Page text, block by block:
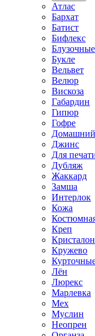
Атлас
Бархат
Батист
Бифлекс
Блузочные
Букле
Вельвет
Велюр
Вискоза
Габардин
Гипюр
Гофре
Домашний
Джинс
Для
Дубляж
Жаккард
Замша
Интерлок
Кожа
Креп
Кристалон
Кружево
Лён
Люрекс
Марлевка
Мех
Муслин
Неопрен